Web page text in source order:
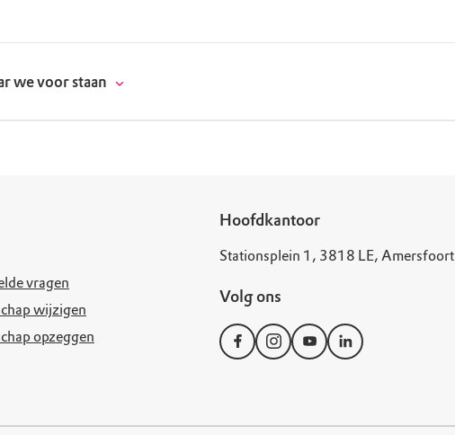
we voor staan
vragen
wijzigen
opzeggen
Hoofdkantoor
Stationsplein 1, 3818 LE, Amersfoort
Volg ons